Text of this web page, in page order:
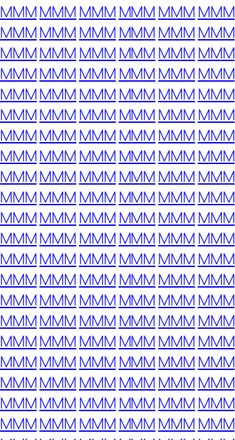
MMMMMM MMM MMM MMM MMM
MMMMMM MMM MMM MMM MMM
MMMMMM MMM MMM MMM MMM
MMMMMM MMM MMM MMM MMM
MMMMMM MMM MMM MMM MMM
MMMMMM MMM MMM MMM MMM
MMMMMM MMM MMM MMM MMM
MMMMMM MMM MMM MMM MMM
MMMMMM MMM MMM MMM MMM
MMMMMM MMM MMM MMM MMM
MMMMMM MMM MMM MMM MMM
MMMMMM MMM MMM MMM MMM
MMMMMM MMM MMM MMM MMM
MMMMMM MMM MMM MMM MMM
MMMMMM MMM MMM MMM MMM
MMMMMM MMM MMM MMM MMM
MMMMMM MMM MMM MMM MMM
MMMMMM MMM MMM MMM MMM
MMMMMM MMM MMM MMM MMM
MMMMMM MMM MMM MMM MMM
MMMMMM MMM MMM MMM MMM